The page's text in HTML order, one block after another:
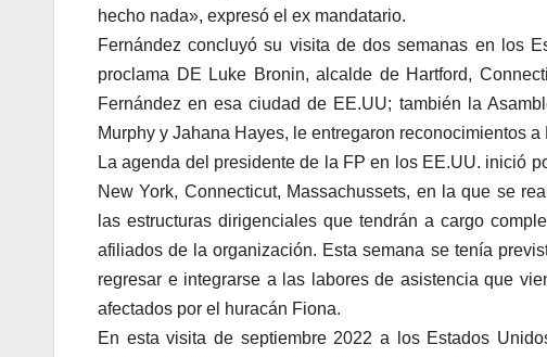
hecho nada», expresó el ex mandatario.
Fernández concluyó su visita de dos semanas en los
proclama DE Luke Bronin, alcalde de Hartford,
Fernández en esa ciudad de EE.UU; también la
Murphy y Jahana Hayes, le entregaron reconocimientos a
La agenda del presidente de la FP en los EE.UU. inició
New York, Connecticut, Massachussets, en la que se
las estructuras dirigenciales que tendrán a cargo
afiliados de la organización. Esta semana se tenía
regresar e integrarse a las labores de asistencia que
afectados por el huracán Fiona.
En esta visita de septiembre 2022 a los Estados